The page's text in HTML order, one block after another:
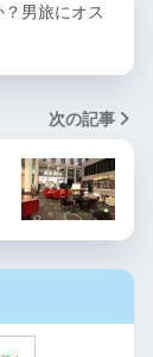
男旅にオス
次の記事